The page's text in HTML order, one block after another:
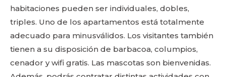
habitaciones pueden ser individuales, dobles,
triples. Uno de los apartamentos está totalmente
adecuado para minusválidos. Los visitantes también
tienen a su disposición de barbacoa, columpios,
cenador y wifi gratis. Las mascotas son bienvenidas.